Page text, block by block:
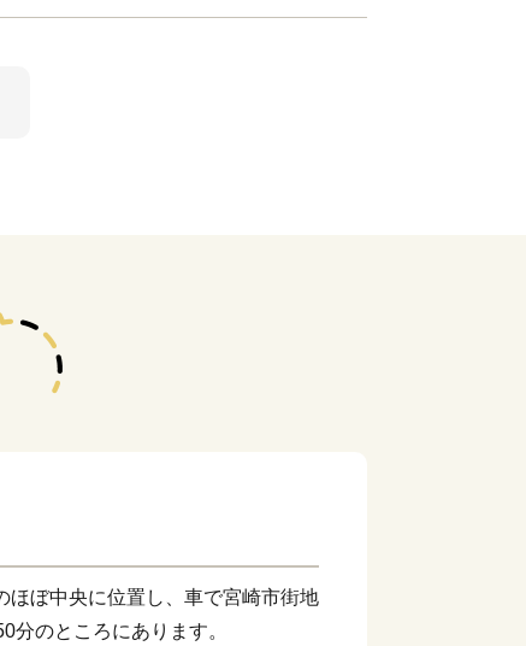
ほぼ中央に位置し、車で宮崎市街地
分のところにあります。